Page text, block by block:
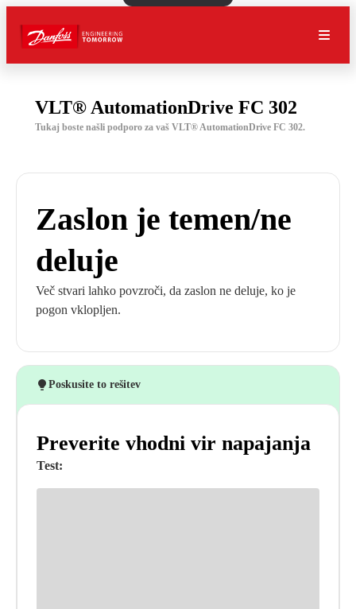
VLT® AutomationDrive FC 302
Tukaj boste našli podporo za vaš VLT® AutomationDrive FC 302.
Zaslon je temen/ne
deluje
Več stvari lahko povzroči, da zaslon ne deluje, ko je
pogon vklopljen.
Poskusite to rešitev
Preverite vhodni vir napajanja
Test: